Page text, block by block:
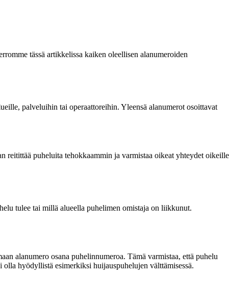
tässä artikkelissa kaiken oleellisen alanumeroiden
palveluihin tai operaattoreihin. Yleensä alanumerot osoittavat
reitittää puheluita tehokkaammin ja varmistaa oikeat yhteydet oikeille
tulee tai millä alueella puhelimen omistaja on liikkunut.
alanumero osana puhelinnumeroa. Tämä varmistaa, että puhelu
hyödyllistä esimerkiksi huijauspuhelujen välttämisessä.